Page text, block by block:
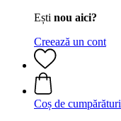
Ești nou aici?
Creează un cont
Coș de cumpărături